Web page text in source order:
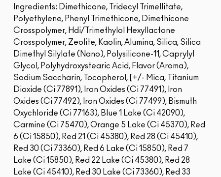
Ingredients: Dimethicone, Tridecyl Trimellitate,
Polyethylene, Phenyl Trimethicone, Dimethicone
Crosspolymer, Hdi/Trimethylol Hexyllactone
Crosspolymer, Zeolite, Kaolin, Alumina, Silica, Silica
Dimethyl Silylate (Nano), Polysilicone-11, Caprylyl
Glycol, Polyhydroxystearic Acid, Flavor (Aroma),
Sodium Saccharin, Tocopherol, [+/- Mica, Titanium
Dioxide (Ci 77891), Iron Oxides (Ci 77491), Iron
Oxides (Ci 77492), Iron Oxides (Ci 77499), Bismuth
Oxychloride (Ci 77163), Blue 1 Lake (Ci 42090),
Carmine (Ci 75470), Orange 5 Lake (Ci 45370), Red
6 (Ci 15850), Red 21 (Ci 45380), Red 28 (Ci 45410),
Red 30 (Ci 73360), Red 6 Lake (Ci 15850), Red 7
Lake (Ci 15850), Red 22 Lake (Ci 45380), Red 28
Lake (Ci 45410), Red 30 Lake (Ci 73360), Red 33